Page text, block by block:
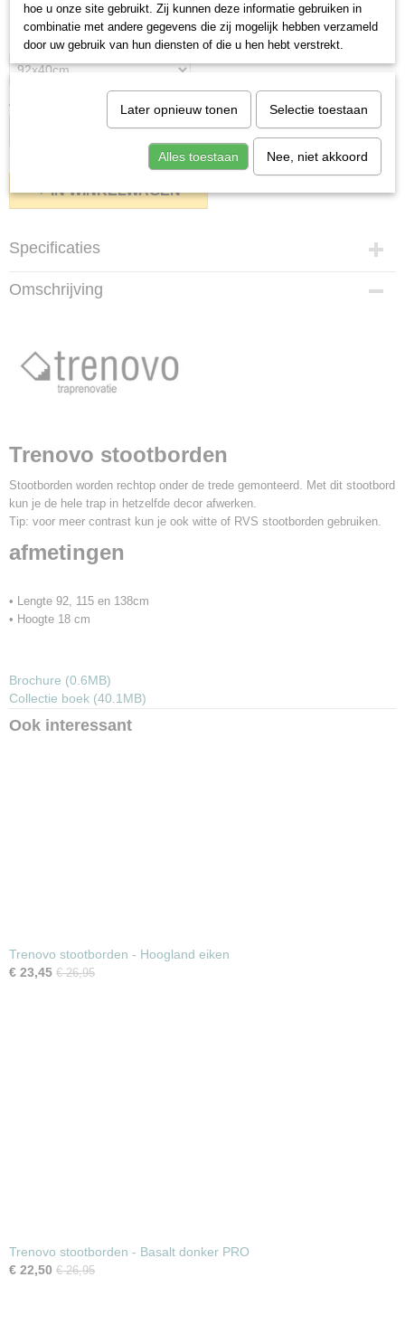
Levertijd 1 tot 2 weken
Maat
Aantal
IN WINKELWAGEN
Specificaties
Afmetingen (l,b,h)
0 x 0 x 18 cm
Omschrijving
Trenovo stootborden
Stootborden worden rechtop onder de trede gemonteerd. Met dit stootbord
kun je de hele trap in hetzelfde decor afwerken.
Tip: voor meer contrast kun je ook witte of RVS stootborden gebruiken.
afmetingen
• Lengte 92, 115 en 138cm
• Hoogte 18 cm
Brochure (0.6MB)
Collectie boek (40.1MB)
Ook interessant
Trenovo stootborden - Hoogland eiken
€ 23,45 € 26,95
Trenovo stootborden - Basalt donker PRO
€ 22,50 € 26,95
hoe u onze site gebruikt. Zij kunnen deze informatie gebruiken in
combinatie met andere gegevens die zij mogelijk hebben verzameld
door uw gebruik van hun diensten of die u hen hebt verstrekt.
Later opnieuw tonen Selectie toestaan
Alles toestaan Nee, niet akkoord